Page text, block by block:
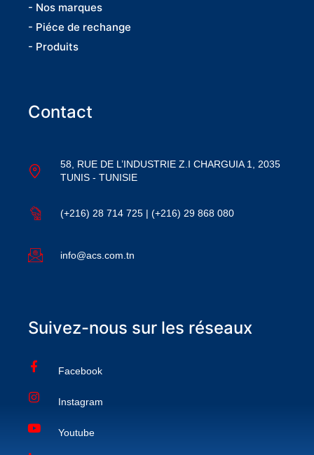
- Nos marques
- Piéce de rechange
- Produits
Contact
58, RUE DE L’INDUSTRIE Z.I CHARGUIA 1, 2035
TUNIS - TUNISIE
(+216) 28 714 725 | (+216) 29 868 080
info@acs.com.tn
Suivez-nous sur les réseaux
Facebook
Instagram
Youtube